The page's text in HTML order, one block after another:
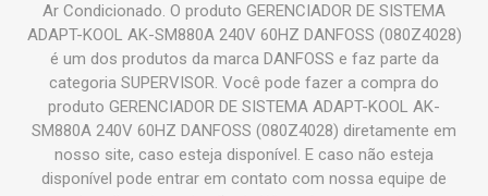
Ar Condicionado. O produto GERENCIADOR DE SISTEMA
ADAPT-KOOL AK-SM880A 240V 60HZ DANFOSS (080Z4028)
é um dos produtos da marca DANFOSS e faz parte da
categoria SUPERVISOR. Você pode fazer a compra do
produto GERENCIADOR DE SISTEMA ADAPT-KOOL AK-
SM880A 240V 60HZ DANFOSS (080Z4028) diretamente em
nosso site, caso esteja disponível. E caso não esteja
disponível pode entrar em contato com nossa equipe de